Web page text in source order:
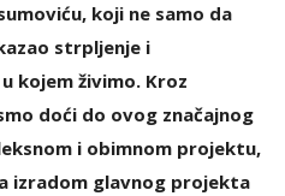
koji ne samo da
strpljenje i
kojem živimo. Kroz
doći do ovog značajnog
i obimnom projektu,
izradom glavnog projekta